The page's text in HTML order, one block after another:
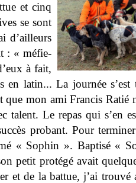
et cinq
se sont
d’ailleurs
: « méfie-
à fait,
latin... La journée s’est
mon ami Francis Ratié
talent. Le repas qui s’en
probant. Pour
« Sophin ». Baptisé «
petit protégé avait
et de la battue, j’ai